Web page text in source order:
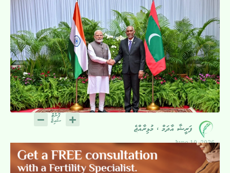
ފަރީޝާ އާދަމް ، މުޅިރާއްޖެ
June 10, 2026